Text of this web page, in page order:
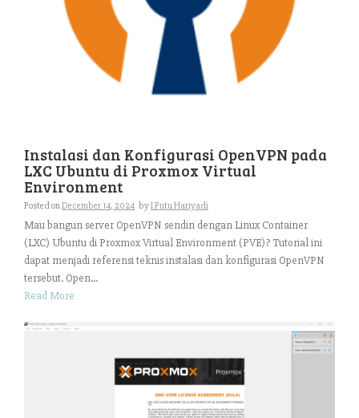
Instalasi dan Konfigurasi OpenVPN pada
LXC Ubuntu di Proxmox Virtual
Environment
Posted onDecember 14, 2024 byI Putu Hariyadi
Mau bangun server OpenVPN sendiri dengan Linux Container
(LXC) Ubuntu di Proxmox Virtual Environment (PVE)? Tutorial ini
dapat menjadi referensi teknis instalasi dan konfigurasi OpenVPN
tersebut. Open...
Read More